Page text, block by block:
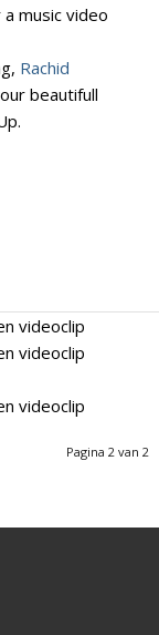
music video
Rachid
beautifull
Pagina 2 van 2